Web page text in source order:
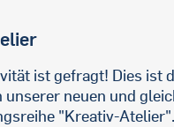
ist gefragt! Dies ist
unserer neuen und
"Kreativ-Atelier".